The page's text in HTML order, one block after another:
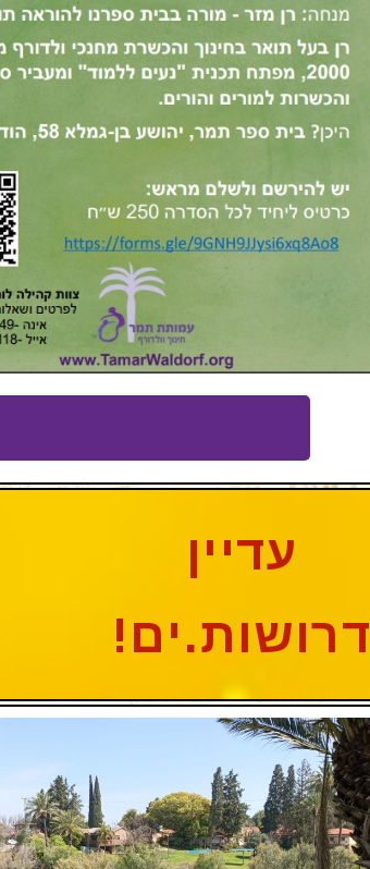
עדיין
דרושות.ים!